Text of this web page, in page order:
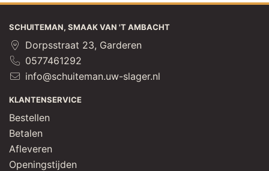
SCHUITEMAN, SMAAK VAN 'T AMBACHT
Dorpsstraat 23, Garderen
0577461292
info@schuiteman.uw-slager.nl
KLANTENSERVICE
Bestellen
Betalen
Afleveren
Openingstijden